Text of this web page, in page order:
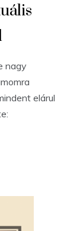
nagy
elárul